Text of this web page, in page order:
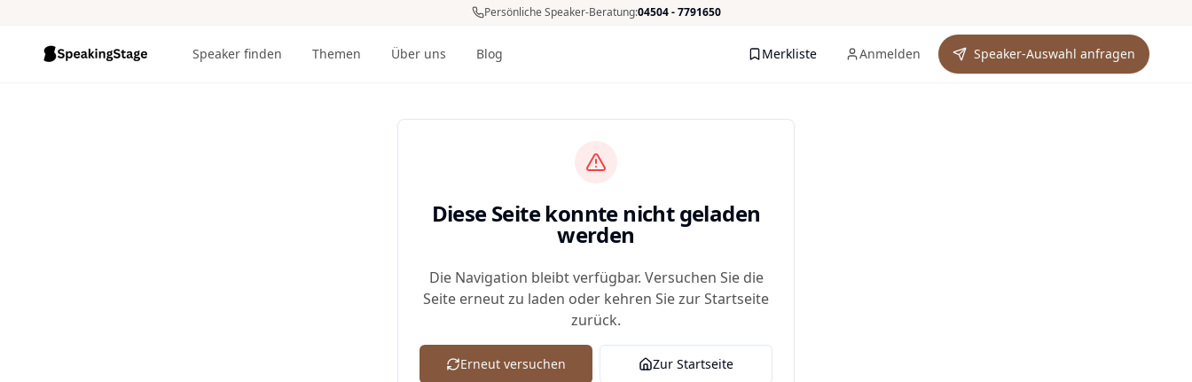
Persönliche Speaker-Beratung:04504 - 7791650
Speaker finden Themen Über uns Blog Merkliste
Merkliste ( 0) Anmelden Speaker-Auswahl anfragen
Diese Seite konnte nicht geladen
werden
Die Navigation bleibt verfügbar. Versuchen Sie die
Seite erneut zu laden oder kehren Sie zur Startseite
zurück.
Erneut versuchen Zur Startseite